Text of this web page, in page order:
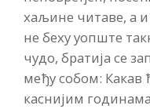
хаљине читаве, а
не беху уопште
чудо, братија се
међу собом: Какав
каснијим